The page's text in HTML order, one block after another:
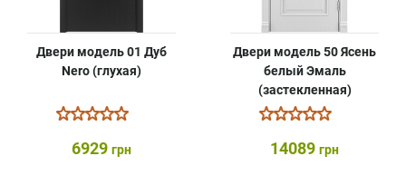
Двери модель 01 Дуб
Nero (глухая)
6929 грн
Двери модель 50 Ясень
белый Эмаль
(застекленная)
14089 грн